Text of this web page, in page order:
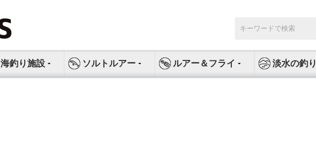
索:
海釣り施設 ソルトルアー ルアー＆フライ 淡水の釣り